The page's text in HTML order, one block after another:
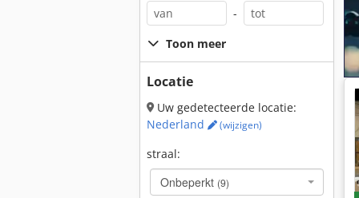
-
Toon meer
Locatie
Uw gedetecteerde locatie:
Nederland
(wijzigen)
straal:
Onbeperkt (9)